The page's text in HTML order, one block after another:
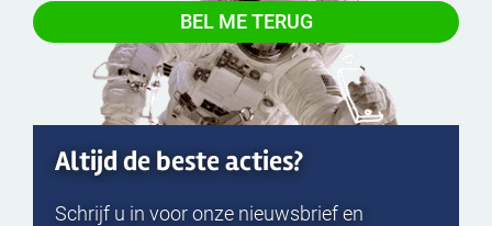
Altijd de beste acties?
Schrijf u in voor onze nieuwsbrief en